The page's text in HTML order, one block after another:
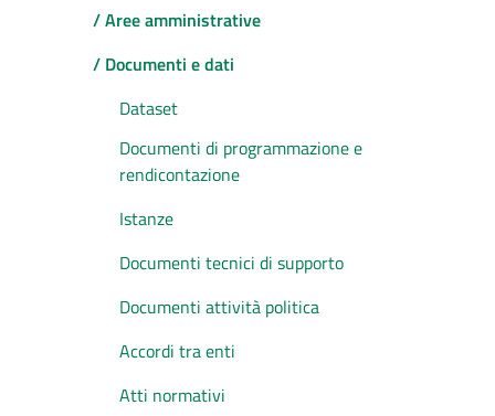
/ Aree amministrative
/ Documenti e dati
Dataset
Documenti di programmazione e
rendicontazione
Istanze
Documenti tecnici di supporto
Documenti attività politica
Accordi tra enti
Atti normativi